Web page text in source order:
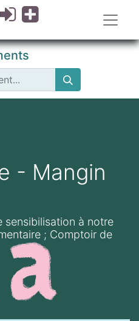
- Mangin
sensibilisation à notre
; Comptoir de